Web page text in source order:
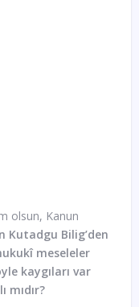
olsun, Kanun
Kutadgu Bilig’den
meseleler
kaygıları var
mıdır?